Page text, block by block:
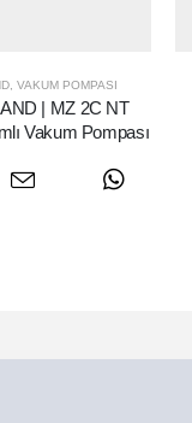
,VAKUM POMPASI
| MZ 2C NT
Vakum Pompası